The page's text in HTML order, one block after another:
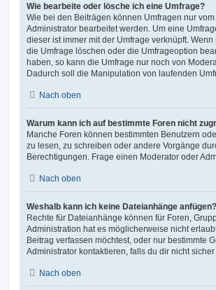
Wie bearbeite oder lösche ich eine Umfrage?
Wie bei den Beiträgen können Umfragen nur
Administrator bearbeitet werden. Um eine
dieser ist immer mit der Umfrage verknüpft.
die Umfrage löschen oder die Umfrageoption
haben, so kann die Umfrage nur noch von
Dadurch soll die Manipulation von laufenden
Nach oben
Warum kann ich auf bestimmte Foren nicht
Manche Foren können bestimmten Benutzern
zu lesen, zu schreiben oder andere Vorgänge
Berechtigungen. Frage einen Moderator oder
Nach oben
Weshalb kann ich keine Dateianhänge anfügen?
Rechte für Dateianhänge können für Foren,
Administration hat es möglicherweise nicht
Beitrag verfassen möchtest, oder nur bestimmte
Administrator kontaktieren, falls du dir nicht
Nach oben